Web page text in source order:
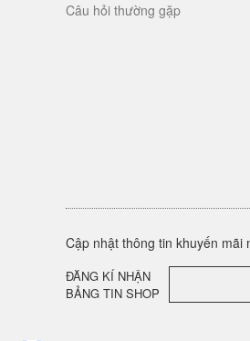
Câu hỏi thường gặp
Cập nhật thông tin khuyến
ĐĂNG KÍ NHẬN
BẢNG TIN SHOP